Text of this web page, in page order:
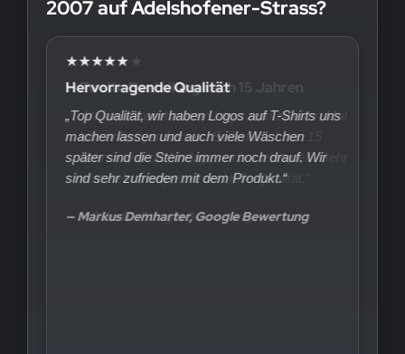
2007 auf Adelshofener-Strass?
★★★★★
Hervorragende Qualität
„Top Qualität, wir haben Logos auf T-Shirts uns
machen lassen und auch viele Wäschen
später sind die Steine immer noch drauf. Wir
sind sehr zufrieden mit dem Produkt.“
— Markus Demharter, Google Bewertung